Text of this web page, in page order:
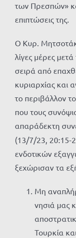
των Πρεσπών»
επιπτώσεις της.
Ο Κυρ.
λίγες μέρες
σειρά από
κυριαρχίας και
το περιβάλλον
που τους
απαράδεκτη
(13/7/23, 20:15-
ενδοτικών
ξεχώρισαν τα
Μη
νησιά μας
Τουρκία